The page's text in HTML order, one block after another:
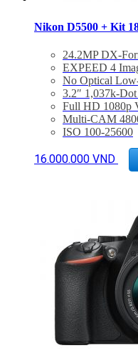
Nikon D5500 + Kit
24.2MP DX-
EXPEED 4
No Optical
3.2″ 1,037k-
Full HD 1080p
Multi-CAM
ISO 100-25600
Built-In Wi-Fi
DX NIKKOR
Quà tặng : Túi
16.000.000 VND